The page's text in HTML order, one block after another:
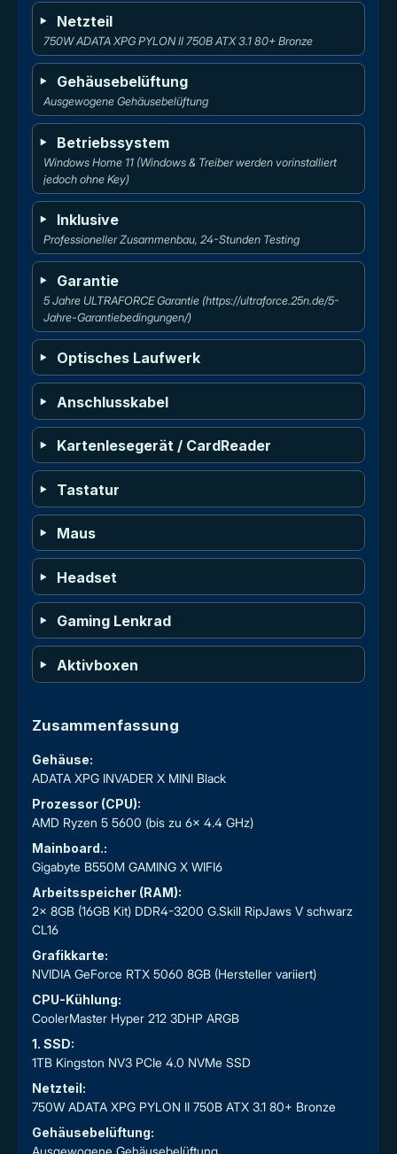
Netzteil
750W ADATA XPG PYLON II 750B ATX 3.1 80+ Bronze
Gehäusebelüftung
Ausgewogene Gehäusebelüftung
Betriebssystem
Windows Home 11 (Windows & Treiber werden vorinstalliert
jedoch ohne Key)
Inklusive
Professioneller Zusammenbau, 24-Stunden Testing
Garantie
5 Jahre ULTRAFORCE Garantie (https://ultraforce.25n.de/5-
Jahre-Garantiebedingungen/)
Optisches Laufwerk
Anschlusskabel
Kartenlesegerät / CardReader
Tastatur
Maus
Headset
Gaming Lenkrad
Aktivboxen
Zusammenfassung
Gehäuse:
ADATA XPG INVADER X MINI Black
Prozessor (CPU):
AMD Ryzen 5 5600 (bis zu 6x 4.4 GHz)
Mainboard.:
Gigabyte B550M GAMING X WIFI6
Arbeitsspeicher (RAM):
2x 8GB (16GB Kit) DDR4-3200 G.Skill RipJaws V schwarz
CL16
Grafikkarte:
NVIDIA GeForce RTX 5060 8GB (Hersteller variiert)
CPU-Kühlung:
CoolerMaster Hyper 212 3DHP ARGB
1. SSD:
1TB Kingston NV3 PCIe 4.0 NVMe SSD
Netzteil:
750W ADATA XPG PYLON II 750B ATX 3.1 80+ Bronze
Gehäusebelüftung:
Ausgewogene Gehäusebelüftung